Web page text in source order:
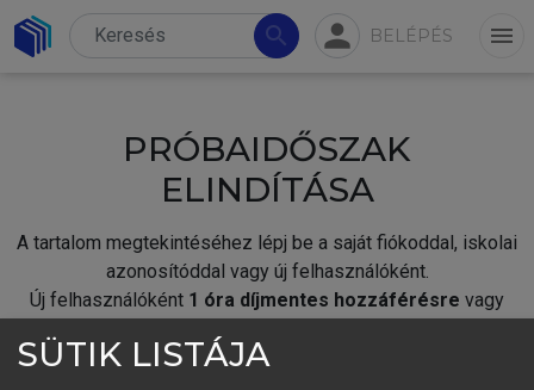
search person BELÉPÉS menu
PRÓBAIDŐSZAK
ELINDÍTÁSA
A tartalom megtekintéséhez lépj be a saját fiókoddal, iskolai
azonosítóddal vagy új felhasználóként.
Új felhasználóként 1 óra díjmentes hozzáférésre vagy
SÜTIK LISTÁJA